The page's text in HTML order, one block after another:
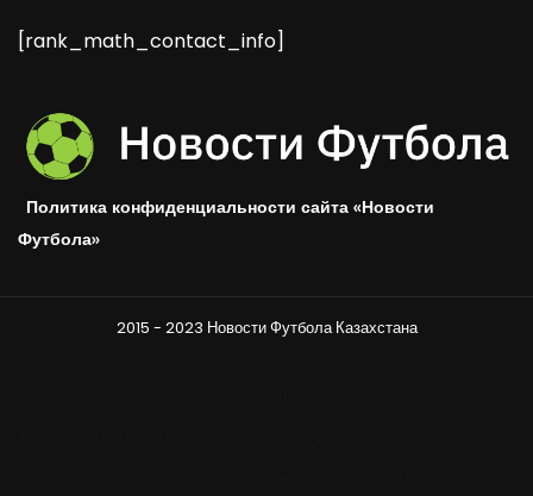
[rank_math_contact_info]
Политика конфиденциальности сайта «Новости
Футбола»
2015 - 2023 Новости Футбола Казахстана